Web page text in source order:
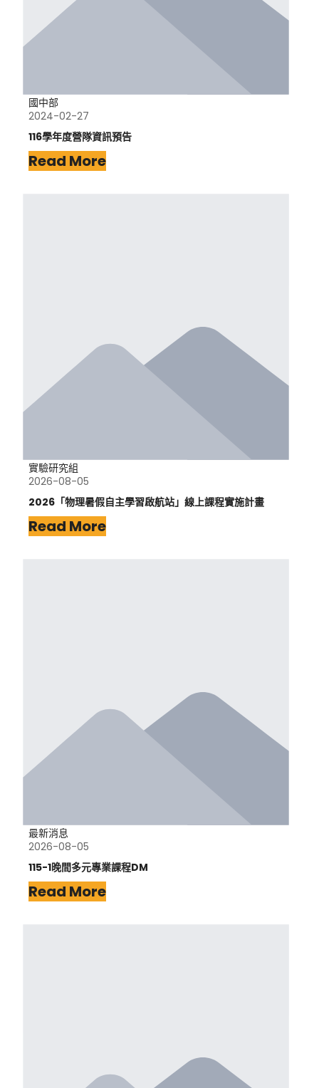
國中部
2024-02-27
116學年度營隊資訊預告
Read More
實驗研究組
2026-08-05
2026「物理暑假自主學習啟航站」線上課程實施計畫
Read More
最新消息
2026-08-05
115-1晚間多元專業課程DM
Read More